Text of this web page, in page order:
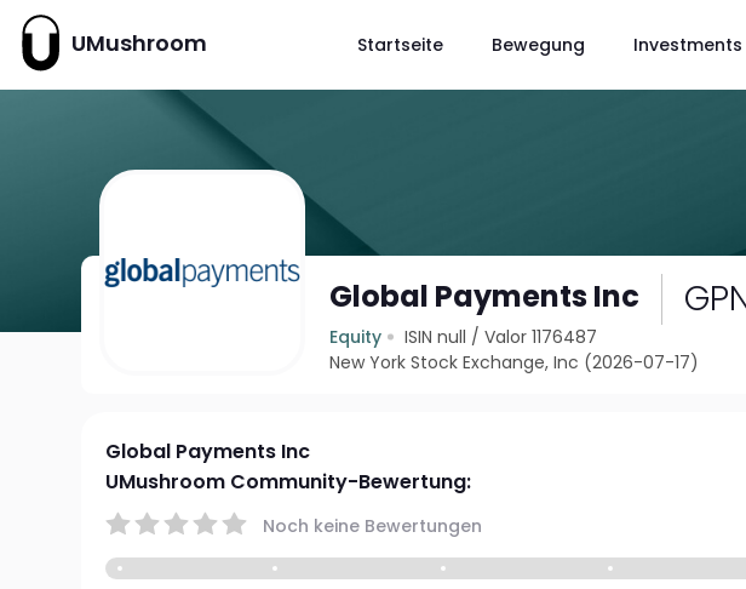
UMushroom Startseite Bewegung Investments
Global Payments Inc
Equity ISIN null /Valor 1176487
New York Stock Exchange, Inc (2026-07-17)
Global Payments Inc
UMushroom Community-Bewertung:
Noch keine Bewertungen